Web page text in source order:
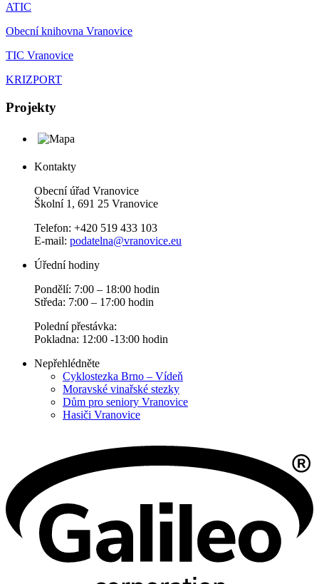
ATIC
Obecní knihovna Vranovice
TIC Vranovice
KRIZPORT
Projekty
Kontakty
Obecní úřad Vranovice
Školní 1, 691 25 Vranovice
Telefon: +420 519 433 103
E-mail: podatelna@vranovice.eu
Úřední hodiny
Pondělí: 7:00 – 18:00 hodin
Středa: 7:00 – 17:00 hodin
Polední přestávka:
Pokladna: 12:00 -13:00 hodin
Nepřehlédněte
Cyklostezka Brno – Vídeň
Moravské vinařské stezky
Dům pro seniory Vranovice
Hasiči Vranovice